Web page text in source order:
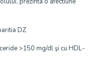
DZ
>150 mg/dl şi cu HDL-